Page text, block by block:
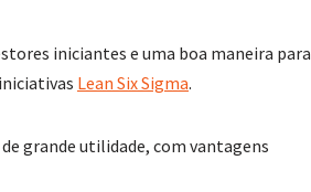
iniciantes e uma boa maneira para
Lean Six Sigma.
grande utilidade, com vantagens